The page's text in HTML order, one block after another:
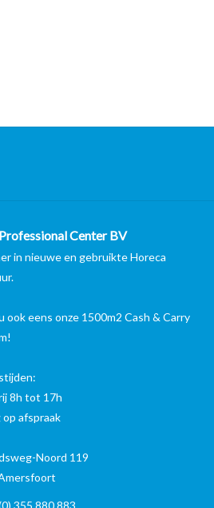
Center BV
in nieuwe en gebruikte Horeca
ook eens onze 1500m2 Cash & Carry
8h tot 17h
afspraak
Noord 119